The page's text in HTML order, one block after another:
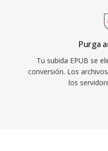
Purga
Tu subida EPUB se
conversión. Los
los